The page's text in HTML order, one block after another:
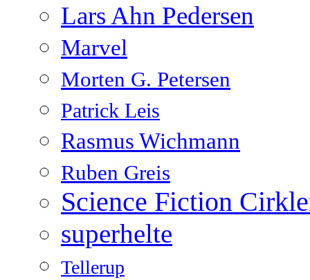
Lars Ahn Pedersen
Marvel
Morten G. Petersen
Patrick Leis
Rasmus Wichmann
Ruben Greis
Science Fiction
superhelte
Tellerup